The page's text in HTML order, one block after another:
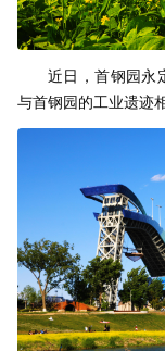
近日，首钢园永
与首钢园的工业遗迹